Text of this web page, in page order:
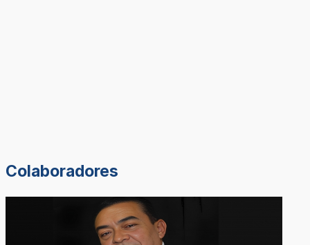
Colaboradores